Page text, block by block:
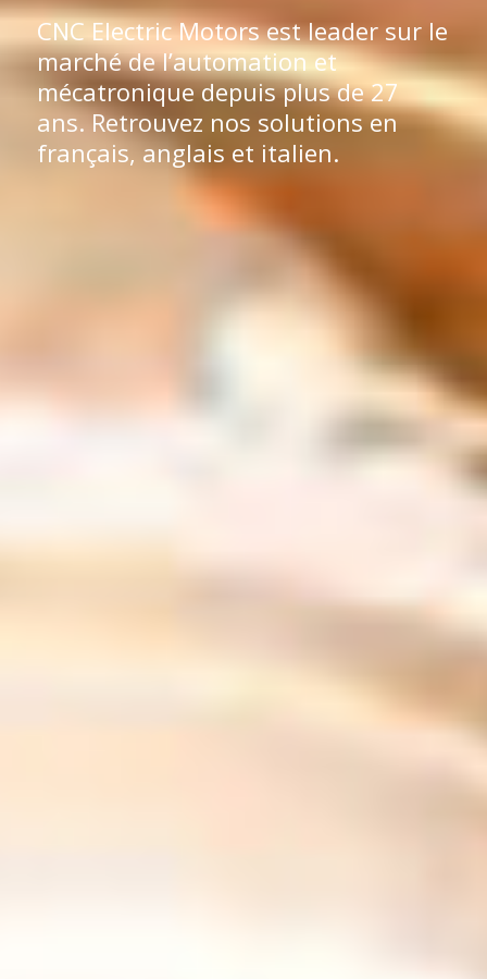
CNC Electric Motors est leader sur le
marché de l’automation et
mécatronique depuis plus de 27
ans. Retrouvez nos solutions en
français, anglais et italien.